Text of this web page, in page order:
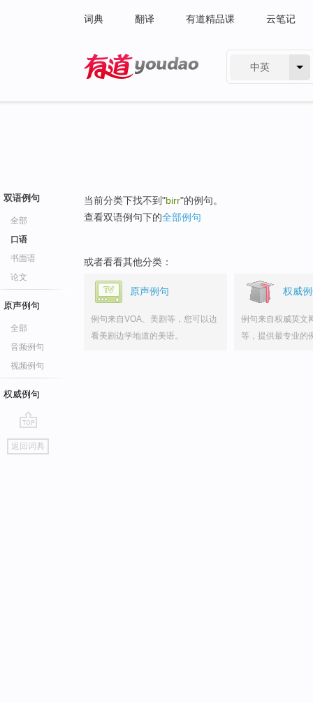
词典 翻译 有道精品课 云笔记
中英
双语例句
全部
口语
书面语
论文
原声例句
全部
音频例句
视频例句
权威例句
go
top
返回词典
当前分类下找不到"birr"的例句。
查看双语例句下的全部例句
或者看看其他分类：
原声例句
例句来自VOA、美剧等，您可以边
看美剧边学地道的美语。
权威
例句来自权威英文
等，提供最专业的